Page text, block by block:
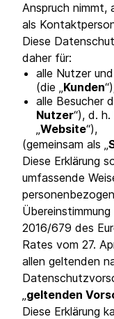
Anspruch nimmt,
als
Diese
daher für:
alle Nutzer
(die „Kunden
alle Besucher
Nutzer“), d.
„Website“),
(gemeinsam als „
Diese Erklärung
umfassende
2016/679 des
Rates vom 27.
allen geltenden
„geltenden
Diese Erklärung